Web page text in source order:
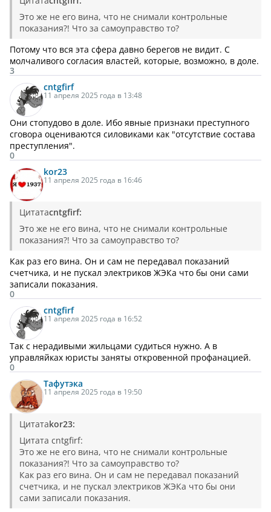
Это же не его вина, что не снимали контрольные
показания?! Что за самоуправство то?
Потому что вся эта сфера давно берегов не видит. С
молчаливого согласия властей, которые, возможно, в доле.
3
cntgfirf
11 апреля 2025 года в 13:48
Они стопудово в доле. Ибо явные признаки преступного
сговора оцениваются силовиками как "отсутствие состава
преступления".
0
kor23
11 апреля 2025 года в 16:46
Цитатаcntgfirf:
Это же не его вина, что не снимали контрольные
показания?! Что за самоуправство то?
Как раз его вина. Он и сам не передавал показаний
счетчика, и не пускал электриков ЖЭКа что бы они сами
записали показания.
0
cntgfirf
11 апреля 2025 года в 16:52
Так с нерадивыми жильцами судиться нужно. А в
управляйках юристы заняты откровенной профанацией.
0
Тафутэка
11 апреля 2025 года в 19:50
Цитатаkor23:
Цитата cntgfirf:
Это же не его вина, что не снимали контрольные
показания?! Что за самоуправство то?
Как раз его вина. Он и сам не передавал показаний
счетчика, и не пускал электриков ЖЭКа что бы они
сами записали показания.